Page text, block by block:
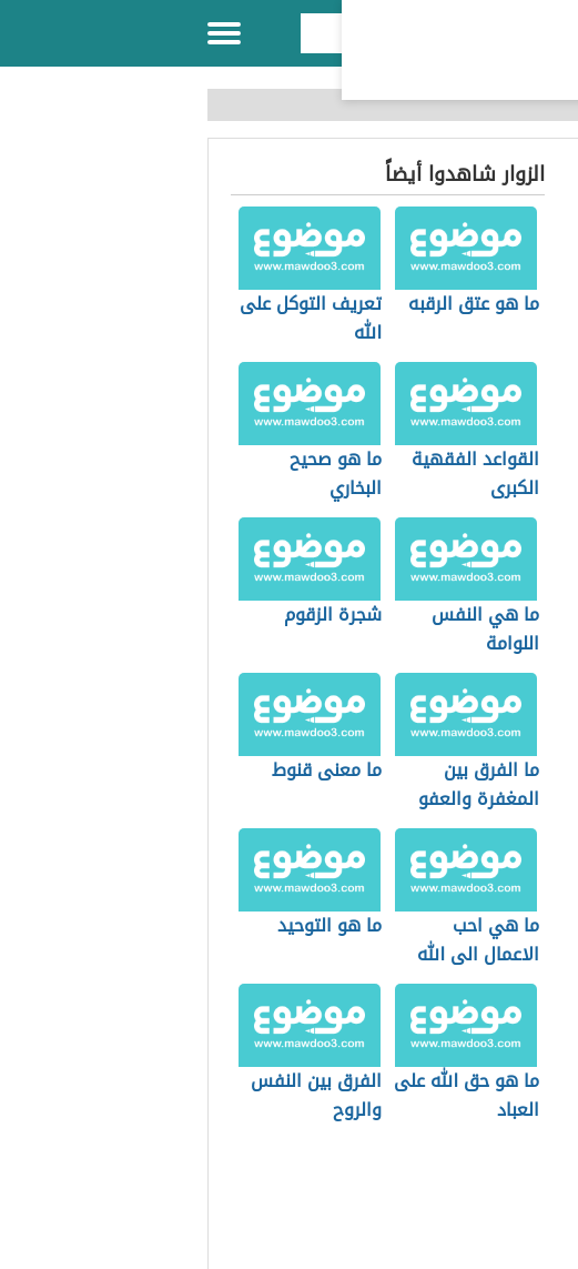
الزوار شاهدوا أيضاً
ما هو عتق الرقبه
تعريف التوكل على
الله
القواعد الفقهية
الكبرى
ما هو صحيح
البخاري
ما هي النفس
اللوامة
شجرة الزقوم
ما الفرق بين
المغفرة والعفو
ما معنى قنوط
ما هي احب
الاعمال الى الله
ما هو التوحيد
ما هو حق الله على
العباد
الفرق بين النفس
والروح